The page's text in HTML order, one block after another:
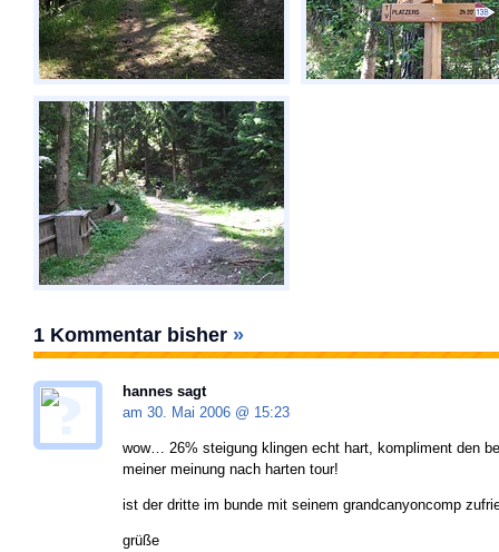
1 Kommentar bisher »
hannes sagt
am 30. Mai 2006 @ 15:23
wow… 26% steigung klingen echt hart, kompliment den
meiner meinung nach harten tour!
ist der dritte im bunde mit seinem grandcanyoncomp
grüße